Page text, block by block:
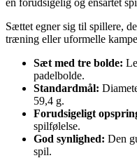
en forudsigelig og ensartet
Sættet egner sig til spillere,
træning eller uformelle
Sæt med tre bolde:
padelbolde.
Standardmål:
59,4 g.
Forudsigeligt
spilfølelse.
God synlighed: Den
spil.